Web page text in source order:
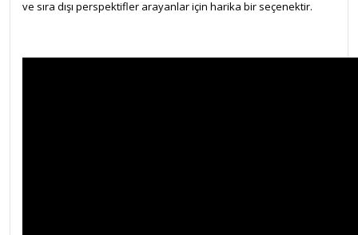
ve sıra dışı perspektifler arayanlar için harika bir seçenektir.